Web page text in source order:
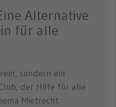
Alternative
für alle
sondern ein
der Hilfe für alle
Mietrecht